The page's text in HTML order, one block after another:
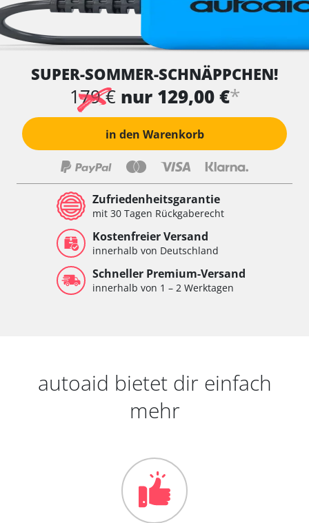
SUPER-SOMMER-SCHNÄPPCHEN!
179 € nur 129,00 €*
in den Warenkorb
Zufriedenheitsgarantie
mit 30 Tagen Rückgaberecht
Kostenfreier Versand
innerhalb von Deutschland
Schneller Premium-Versand
innerhalb von 1 – 2 Werktagen
autoaid bietet dir einfach
mehr